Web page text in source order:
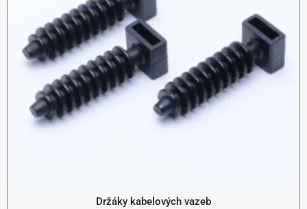
Držáky kabelových vazeb